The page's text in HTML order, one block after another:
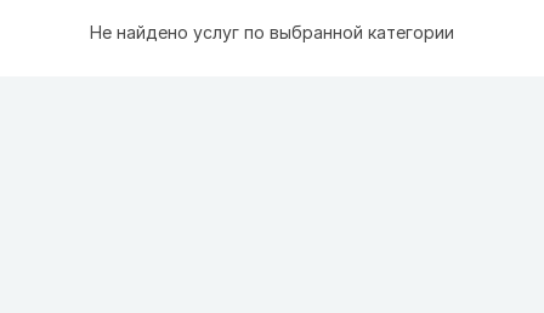
Не найдено услуг по выбранной категории